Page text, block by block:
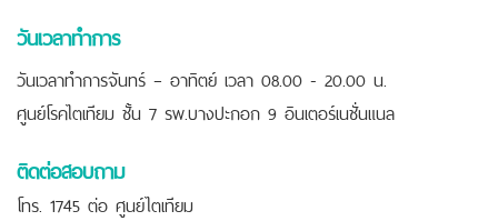
วันเวลาทำการ
วันเวลาทำการจันทร์ – อาทิตย์ เวลา 08.00 - 20.00 น.
ศูนย์โรคไตเทียม ชั้น 7 รพ.บางปะกอก 9 อินเตอร์เนชั่นแนล
ติดต่อสอบถาม
โทร. 1745 ต่อ ศูนย์ไตเทียม